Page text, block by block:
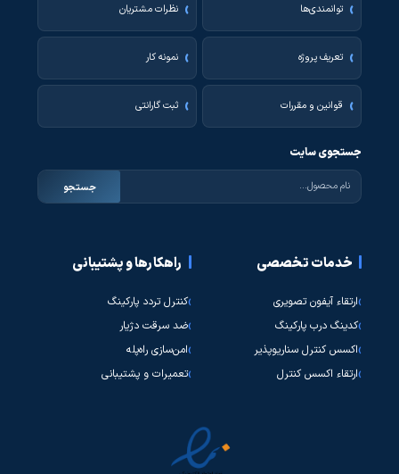
توانمندی‌ها نظرات مشتریان
تعریف پروژه نمونه کار
قوانین و مقررات ثبت گارانتی
جستجوی سایت
جستجو
خدمات تخصصی
ارتقاء آیفون تصویری
کدینگ درب پارکینگ
اکسس کنترل سناریوپذیر
ارتقاء اکسس کنترل
راهکارها و پشتیبانی
کنترل تردد پارکینگ
ضد سرقت دژیار
امن‌سازی راه‌پله
تعمیرات و پشتیبانی